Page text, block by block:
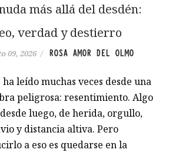
más allá del desdén:
verdad y destierro
09, 2026 / ROSA AMOR DEL OLMO
ha leído muchas veces desde una
peligrosa: resentimiento. Algo
luego, de herida, orgullo,
y distancia altiva. Pero
a eso es quedarse en la